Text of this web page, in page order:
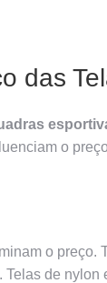
das
o
o preço.
de